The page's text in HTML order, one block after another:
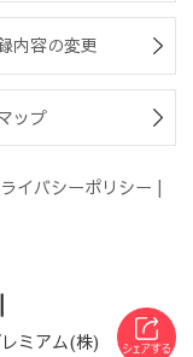
内容の変更
ップ
イバシーポリシー |
ミアム(株)